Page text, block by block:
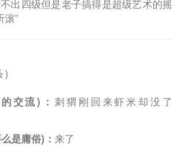
出四级但是老子搞得是超级艺术的摇
滚”
交流)：刺猬刚回来虾米却没了
是庸俗)： 来了